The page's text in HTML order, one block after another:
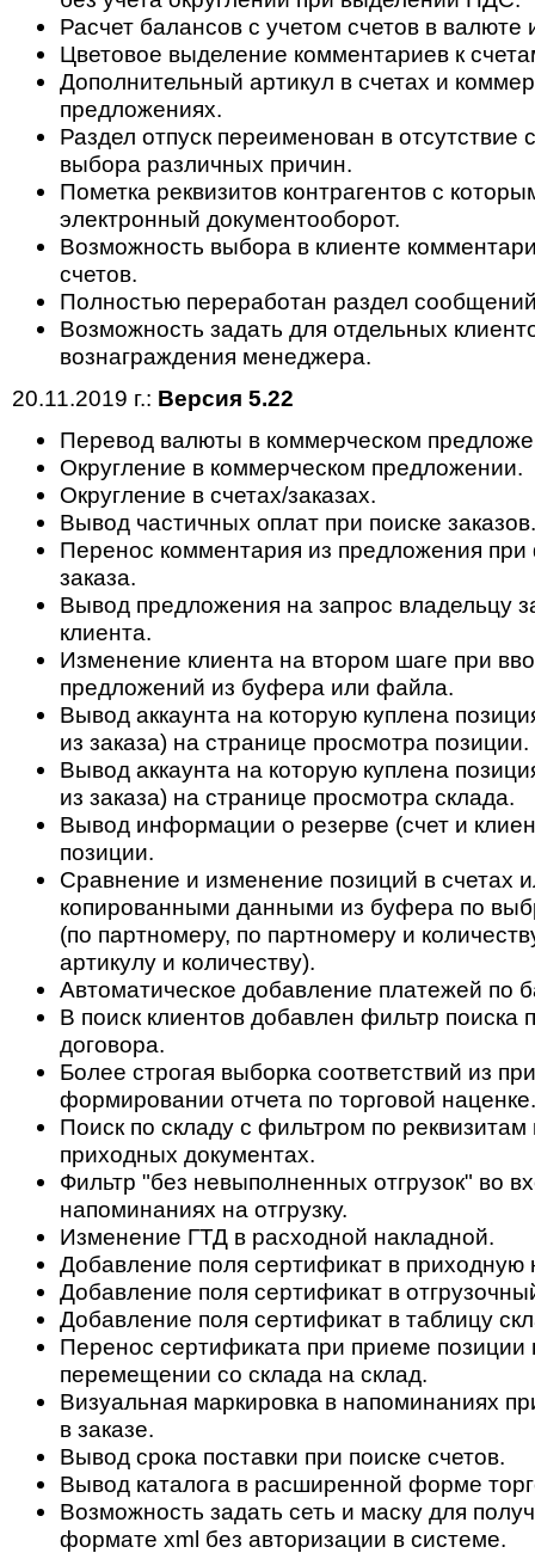
Расчет балансов с учетом счетов в валюте
Цветовое выделение комментариев к
Дополнительный артикул в счетах и
предложениях.
Раздел отпуск переименован в отсутствие
выбора различных причин.
Пометка реквизитов контрагентов с
электронный документооборот.
Возможность выбора в клиенте
счетов.
Полностью переработан раздел
Возможность задать для отдельных
вознаграждения менеджера.
20.11.2019 г.: Версия 5.22
Перевод валюты в коммерческом
Округление в коммерческом предложении.
Округление в счетах/заказах.
Вывод частичных оплат при поиске заказов.
Перенос комментария из предложения
заказа.
Вывод предложения на запрос владельцу
клиента.
Изменение клиента на втором шаге при
предложений из буфера или файла.
Вывод аккаунта на которую куплена
из заказа) на странице просмотра позиции.
Вывод аккаунта на которую куплена
из заказа) на странице просмотра склада.
Вывод информации о резерве (счет и
позиции.
Сравнение и изменение позиций в счетах
копированными данными из буфера по
(по партномеру, по партномеру и
артикулу и количеству).
Автоматическое добавление платежей по
В поиск клиентов добавлен фильтр поиска
договора.
Более строгая выборка соответствий из
формировании отчета по торговой наценке.
Поиск по складу с фильтром по реквизитам
приходных документах.
Фильтр "без невыполненных отгрузок" во
напоминаниях на отгрузку.
Изменение ГТД в расходной накладной.
Добавление поля сертификат в приходную
Добавление поля сертификат в
Добавление поля сертификат в таблицу
Перенос сертификата при приеме позиции
перемещении со склада на склад.
Визуальная маркировка в напоминаниях
в заказе.
Вывод срока поставки при поиске счетов.
Вывод каталога в расширенной форме
Возможность задать сеть и маску для
формате xml без авторизации в системе.